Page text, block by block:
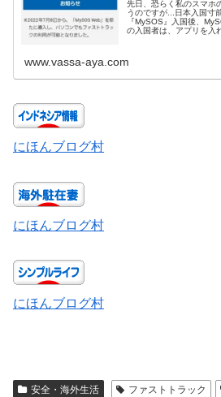
先日、恐らく私のスマホ
うのですが...日本入国寸
『MySOS』入国後、
の入国者は、アプリを入
www.vassa-aya.com
にほんブログ村
にほんブログ村
にほんブログ村
安全・海外生活 ファストトラック